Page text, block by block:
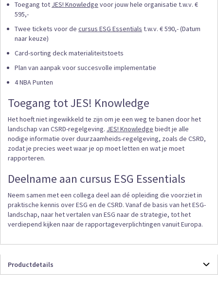
Toegang tot JES! Knowledge voor jouw hele organisatie t.w.v. €
595,-
Twee tickets voor de cursus ESG Essentials t.w.v. € 590,- (Datum
naar keuze)
Card-sorting deck materialiteitstoets
Plan van aanpak voor succesvolle implementatie
4 NBA Punten
Toegang tot JES! Knowledge
Het hoeft niet ingewikkeld te zijn om je een weg te banen door het
landschap van CSRD-regelgeving. JES! Knowledge biedt je alle
nodige informatie over duurzaamheids-regelgeving, zoals de CSRD,
zodat je precies weet waar je op moet letten en wat je moet
rapporteren.
Deelname aan cursus ESG Essentials
Neem samen met een collega deel aan dé opleiding die voorziet in
praktische kennis over ESG en de CSRD. Vanaf de basis van het ESG-
landschap, naar het vertalen van ESG naar de strategie, tot het
verdiepend kijken naar de rapportageverplichtingen vanuit Europa.
Productdetails